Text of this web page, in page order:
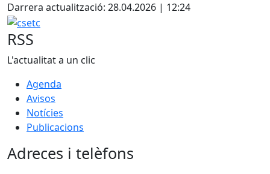
Darrera actualització: 28.04.2026 | 12:24
csetc
RSS
L'actualitat a un clic
Agenda
Avisos
Notícies
Publicacions
Adreces i telèfons